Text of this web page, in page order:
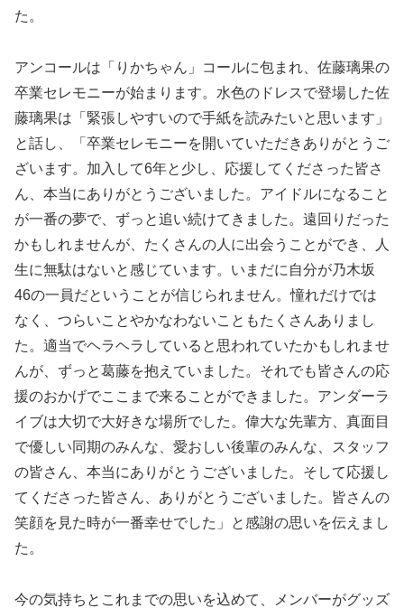
た。
アンコールは「りかちゃん」コールに包まれ、佐藤璃果の
卒業セレモニーが始まります。水色のドレスで登場した佐
藤璃果は「緊張しやすいので手紙を読みたいと思います」
と話し、「卒業セレモニーを開いていただきありがとうご
ざいます。加入して6年と少し、応援してくださった皆さ
ん、本当にありがとうございました。アイドルになること
が一番の夢で、ずっと追い続けてきました。遠回りだった
かもしれませんが、たくさんの人に出会うことができ、人
生に無駄はないと感じています。いまだに自分が乃木坂
46の一員だということが信じられません。憧れだけでは
なく、つらいことやかなわないこともたくさんありまし
た。適当でヘラヘラしていると思われていたかもしれませ
んが、ずっと葛藤を抱えていました。それでも皆さんの応
援のおかげでここまで来ることができました。アンダーラ
イブは大切で大好きな場所でした。偉大な先輩方、真面目
で優しい同期のみんな、愛おしい後輩のみんな、スタッフ
の皆さん、本当にありがとうございました。そして応援し
てくださった皆さん、ありがとうございました。皆さんの
笑顔を見た時が一番幸せでした」と感謝の思いを伝えまし
た。
今の気持ちとこれまでの思いを込めて、メンバーがグッズ